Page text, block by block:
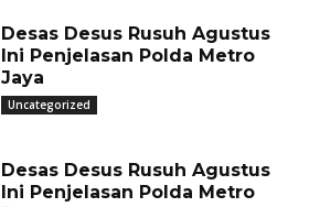
Desas Desus Rusuh Agustus
Ini Penjelasan Polda Metro
Jaya
Uncategorized
Desas Desus Rusuh Agustus
Ini Penjelasan Polda Metro